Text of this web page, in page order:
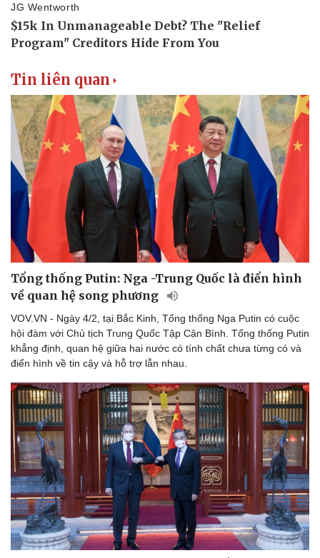
Thể thao
Bóng đá
Thế giới thể thao
eSports
Hậu trường
Ô tô - Xe máy
Ô tô
Tin liên quan
Tổng thống Putin: Nga -Trung Quốc là điển hình
về quan hệ song phương
VOV.VN - Ngày 4/2, tại Bắc Kinh, Tổng thống Nga Putin có cuộc
hội đàm với Chủ tịch Trung Quốc Tập Cận Bình. Tổng thống Putin
khẳng định, quan hệ giữa hai nước có tính chất chưa từng có và
điển hình về tin cậy và hỗ trợ lẫn nhau.